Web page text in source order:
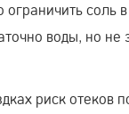
соль
воды, но
риск отеков